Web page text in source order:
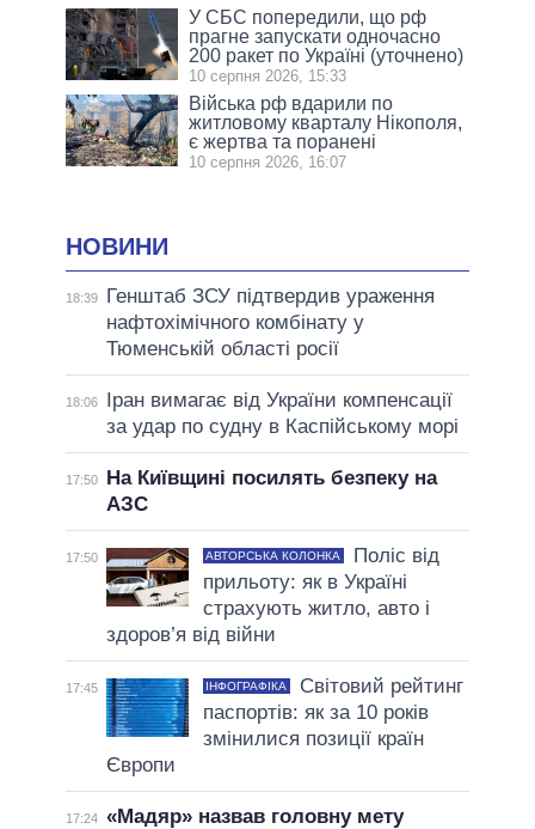
У СБС попередили, що рф
прагне запускати одночасно
200 ракет по Україні (уточнено)
10 серпня 2026, 15:33
Війська рф вдарили по
житловому кварталу Нікополя,
є жертва та поранені
10 серпня 2026, 16:07
НОВИНИ
18:39
Генштаб ЗСУ підтвердив ураження
нафтохімічного комбінату у
Тюменській області росії
18:06
Іран вимагає від України компенсації
за удар по судну в Каспійському морі
17:50
На Київщині посилять безпеку на
АЗС
17:50 АВТОРСЬКА КОЛОНКА
Поліс від
прильоту: як в Україні
страхують житло, авто і
здоров’я від війни
17:45 ІНФОГРАФІКА
Світовий рейтинг
паспортів: як за 10 років
змінилися позиції країн
Європи
17:24 «Мадяр» назвав головну мету